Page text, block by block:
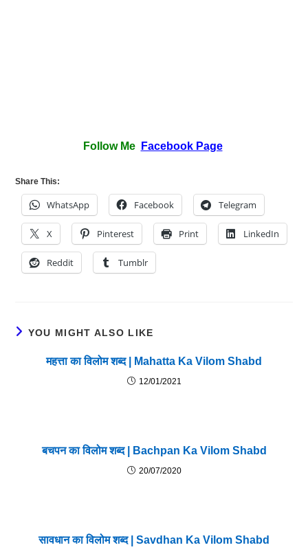
Follow Me Facebook Page
Share This:
WhatsApp Facebook Telegram
X Pinterest Print LinkedIn
Reddit Tumblr
YOU MIGHT ALSO LIKE
महत्ता का विलोम शब्द | Mahatta Ka Vilom Shabd
12/01/2021
बचपन का विलोम शब्द | Bachpan Ka Vilom Shabd
20/07/2020
सावधान का विलोम शब्द | Savdhan Ka Vilom Shabd